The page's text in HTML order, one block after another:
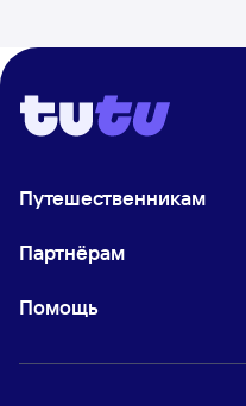
Путешественникам
Партнёрам
Помощь